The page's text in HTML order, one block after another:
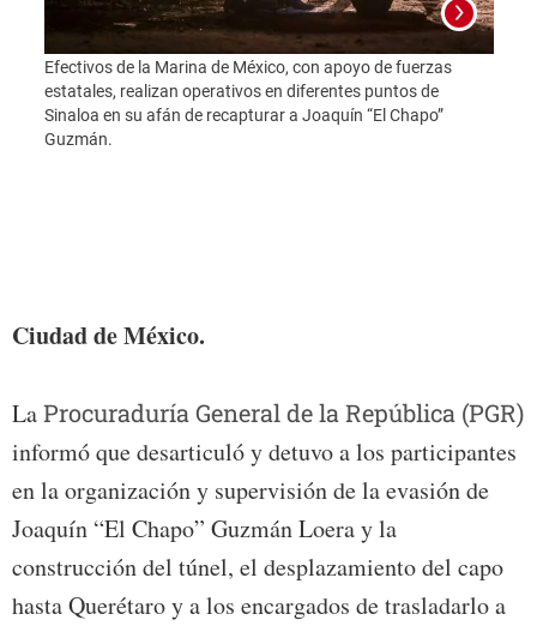
Efectivos de la Marina de México, con apoyo de fuerzas
estatales, realizan operativos en diferentes puntos de
Sinaloa en su afán de recapturar a Joaquín “El Chapo”
Guzmán.
Ciudad de México.
LaProcuraduría General de la República (PGR)
informó que desarticuló y detuvo a los participantes
en la organización y supervisión de la evasión de
Joaquín “El Chapo” Guzmán Loera y la
construcción del túnel, el desplazamiento del capo
hasta Querétaro y a los encargados de trasladarlo a